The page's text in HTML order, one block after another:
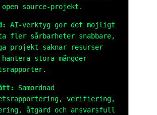
source-projekt.
AI-verktyg gör det möjligt
fler sårbarheter snabbare,
projekt saknar resurser
stora mängder
Samordnad
verifiering,
åtgärd och ansvarsfull